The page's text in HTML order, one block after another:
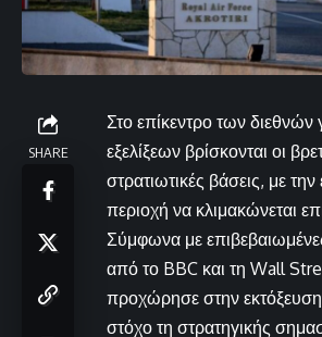
SHARE
Στο επίκεντρο των διεθνών
εξελίξεων βρίσκονται οι
στρατιωτικές βάσεις, με
περιοχή να κλιμακώνεται
Σύμφωνα με
από το BBC και τη Wall
προχώρησε στην
στόχο τη στρατηγικής